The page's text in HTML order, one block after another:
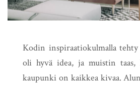
Kodin inspiraatiokulmalla
oli hyvä idea, ja muistin taas,
kaupunki on kaikkea kivaa.